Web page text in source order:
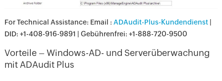
For Technical Assistance: Email : ADAudit-Plus-Kundendienst|
DID: +1-408-916-9891 | Gebührenfrei: +1-888-720-9500
Vorteile – Windows-AD- und Serverüberwachung
mit ADAudit Plus